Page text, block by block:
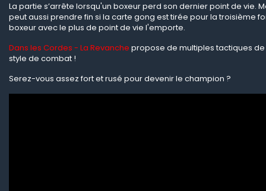
La partie s’arrête lorsqu'un boxeur perd son dernier point de vie.
peut aussi prendre fin si la carte gong est tirée pour la troisième
boxeur avec le plus de point de vie l'emporte.
Dans les Cordes - La Revanche propose de multiples tactiques
style de combat !
Serez-vous assez fort et rusé pour devenir le champion ?